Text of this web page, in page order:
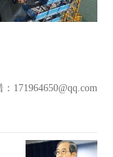
：171964650@qq.com